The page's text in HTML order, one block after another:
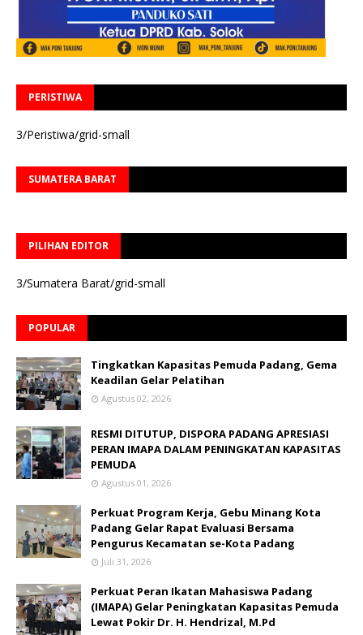
PERISTIWA
3/Peristiwa/grid-small
SUMATERA BARAT
PILIHAN EDITOR
3/Sumatera Barat/grid-small
POPULAR
Tingkatkan Kapasitas Pemuda Padang, Gema
Keadilan Gelar Pelatihan
Agustus 02, 2026
RESMI DITUTUP, DISPORA PADANG APRESIASI
PERAN IMAPA DALAM PENINGKATAN KAPASITAS
PEMUDA
Agustus 01, 2026
Perkuat Program Kerja, Gebu Minang Kota
Padang Gelar Rapat Evaluasi Bersama
Pengurus Kecamatan se-Kota Padang
Juli 31, 2026
Perkuat Peran Ikatan Mahasiswa Padang
(IMAPA) Gelar Peningkatan Kapasitas Pemuda
Lewat Pokir Dr. H. Hendrizal, M.Pd